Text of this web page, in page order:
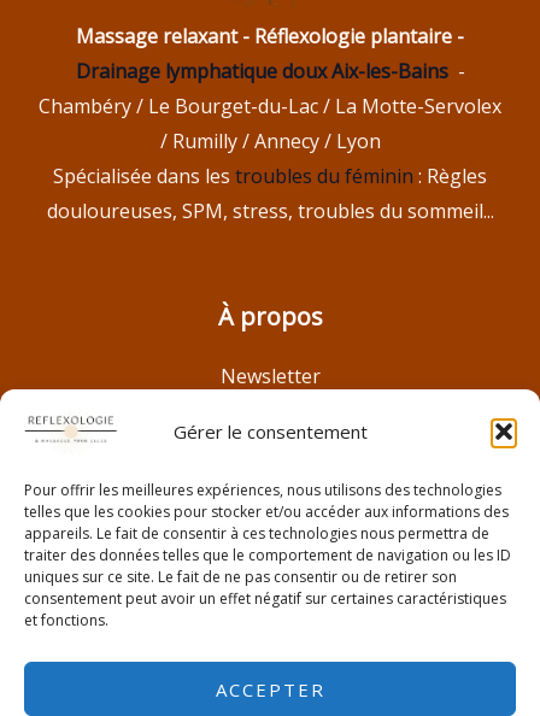
Gérer le consentement
Pour offrir les meilleures expériences, nous utilisons des technologies
telles que les cookies pour stocker et/ou accéder aux informations des
appareils. Le fait de consentir à ces technologies nous permettra de
traiter des données telles que le comportement de navigation ou les ID
uniques sur ce site. Le fait de ne pas consentir ou de retirer son
consentement peut avoir un effet négatif sur certaines caractéristiques
et fonctions.
ACCEPTER
Massage relaxant - Réflexologie plantaire -
Drainage lymphatique doux Aix-les-Bains-
Chambéry / Le Bourget-du-Lac / La Motte-Servolex
/ Rumilly / Annecy / Lyon
Spécialisée dans les troubles du féminin : Règles
douloureuses, SPM, stress, troubles du sommeil...
À propos
Newsletter
Réflexologie à Lyon
Réflexologie à Aix Les Bains
Troubles féminins
Bon cadeau bien être à Aix Les Bains
Avis clientes